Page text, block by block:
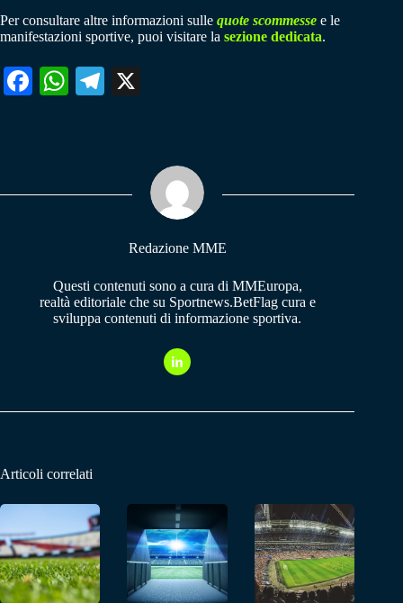
Per consultare altre informazioni sulle quote scommesse e le
manifestazioni sportive, puoi visitare la sezione dedicata.
Fa W
pp
Te
m
Redazione MME
Questi contenuti sono a cura di MMEuropa,
realtà editoriale che su Sportnews.BetFlag cura e
sviluppa contenuti di informazione sportiva.
Articoli correlati